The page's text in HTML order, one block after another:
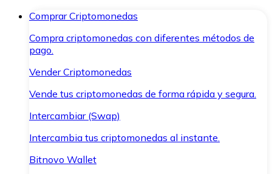
Comprar Criptomonedas
Compra criptomonedas con diferentes métodos de
pago.
Vender Criptomonedas
Vende tus criptomonedas de forma rápida y segura.
Intercambiar (Swap)
Intercambia tus criptomonedas al instante.
Bitnovo Wallet